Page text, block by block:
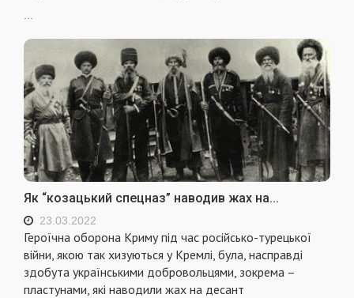
...
Як “козацький спецназ” наводив жах на...
23.03.2022
Героїчна оборона Криму під час російсько-турецької
війни, якою так хизуються у Кремлі, була, насправді
здобута українськими добровольцями, зокрема –
пластунами, які наводили жах на десант